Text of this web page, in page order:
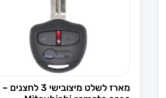
מארז לשלט מיצובישי 3 לחצנים –